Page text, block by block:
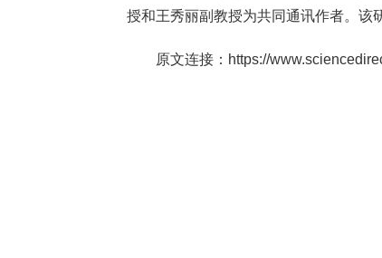
授和王秀丽副教授为共同通讯作者。该
原文连接：https://